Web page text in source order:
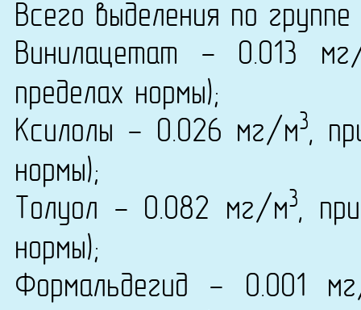
Всего выделения по
Винилацетат - 0.013
пределах нормы);
Ксилолы - 0.026 мг/м3,
нормы);
Толуол - 0.082 мг/м3,
нормы);
Формальдегид - 0.001